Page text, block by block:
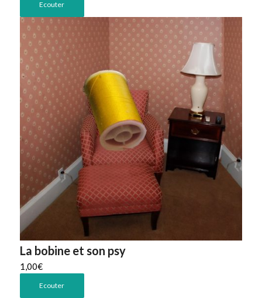
Ecouter
La bobine et son psy
1,00€
Ecouter